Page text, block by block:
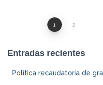
Navegación
de
1 2
Entradas recientes
Política recaudatoria de